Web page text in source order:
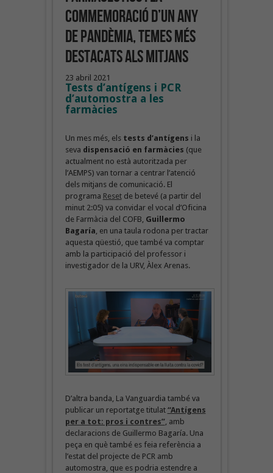
commemoració d’un any
de pandèmia, temes més
destacats als mitjans
23 abril 2021
Tests d’antígens i PCR
d’automostra a les
farmàcies
Un mes més, els tests d’antígens i la
seva dispensació en farmàcies (que
actualment no està autoritzada per
l’AEMPS) van tornar a centrar l’atenció
dels mitjans de comunicació. El
programa Resetde betevé (a partir del
minut 2:05) va convidar el vocal d’Oficina
de Farmàcia del COFB, Guillermo
Bagaría , en una taula rodona per tractar
aquesta qüestió, que també va comptar
amb la participació del professor i
investigador de la URV, Àlex Arenas.
D’altra banda, La Vanguardia també va
publicar un reportatge titulat “Antígens
per a tot: pros i contres”, amb
declaracions de Guillermo Bagaría. Una
peça en què també es feia referència a
l’estat del projecte de PCR amb
automostra, que es podria estendre a